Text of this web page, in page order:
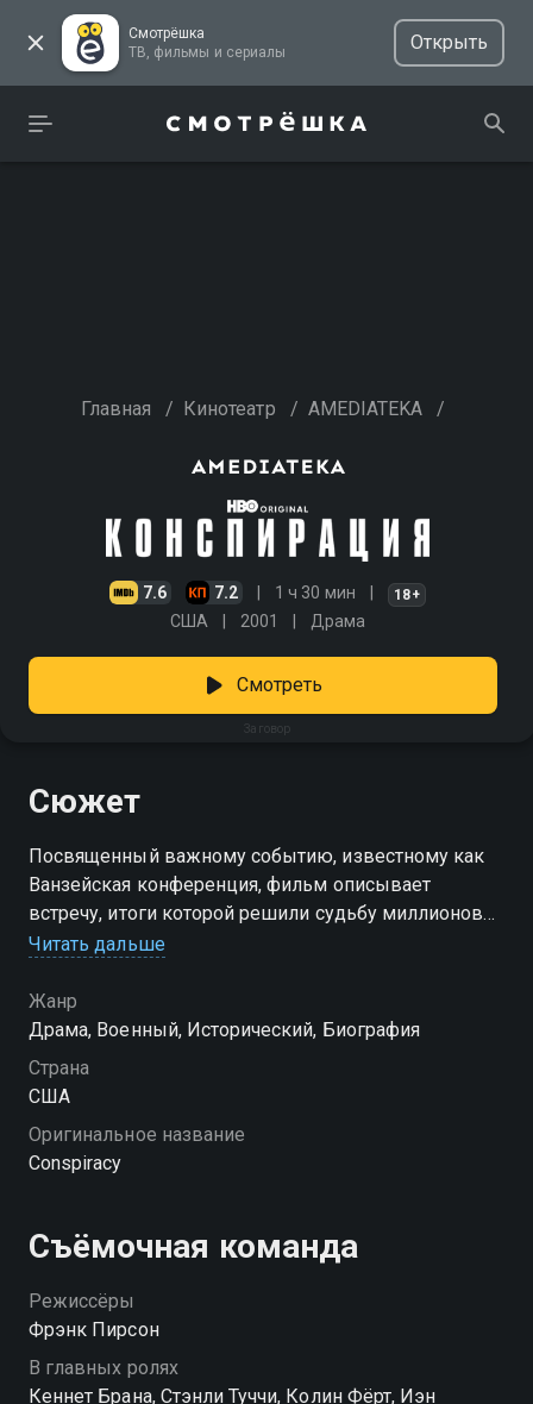
Смотрёшка
ТВ, фильмы и сериалы
Открыть
Главная / Кинотеатр / AMEDIATEKA /
7.6 7.2 1 ч 30 мин 18+
США 2001 Драма
Заговор
Смотреть
Сюжет
Посвященный важному событию, известному как
Ванзейская конференция, фильм описывает
встречу, итоги которой решили судьбу миллионов
людей
Читать дальше
Жанр
Драма, Военный, Исторический, Биография
Страна
США
Оригинальное название
Conspiracy
Съёмочная команда
Режиссёры
Фрэнк Пирсон
В главных ролях
Кеннет Брана, Стэнли Туччи, Колин Фёрт, Иэн